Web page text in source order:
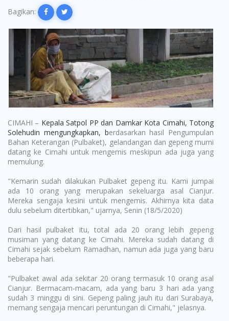
Bagikan:
CIMAHI – Kepala Satpol PP dan Damkar Kota Cimahi, Totong
Solehudin mengungkapkan, berdasarkan hasil Pengumpulan
Bahan Keterangan (Pulbaket), gelandangan dan gepeng murni
datang ke Cimahi untuk mengemis meskipun ada juga yang
memulung.
"Kemarin sudah dilakukan Pulbaket gepeng itu. Kami jumpai
ada 10 orang yang merupakan sekeluarga asal Cianjur.
Mereka sengaja kesini untuk mengemis. Akhirnya kita data
dulu sebelum ditertibkan," ujarnya, Senin (18/5/2020)
Dari hasil pulbaket itu, total ada 20 orang lebih gepeng
musiman yang datang ke Cimahi. Mereka sudah datang di
Cimahi sejak sebelum Ramadhan, namun ada juga yang baru
beberapa hari.
"Pulbaket awal ada sekitar 20 orang termasuk 10 orang asal
Cianjur. Bermacam-macam, ada yang baru 3 hari ada yang
sudah 3 minggu di sini. Gepeng paling jauh itu dari Surabaya,
memang sengaja mencari peruntungan di Cimahi," jelasnya.